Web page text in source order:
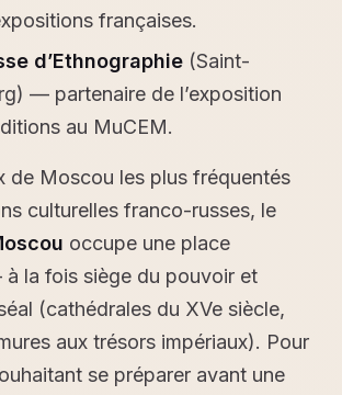
françaises.
d’Ethnographie (Saint-
— partenaire de l’exposition
au MuCEM.
de Moscou les plus fréquentés
culturelles franco-russes, le
occupe une place
la fois siège du pouvoir et
(cathédrales du XVe siècle,
aux trésors impériaux). Pour
se préparer avant une